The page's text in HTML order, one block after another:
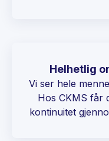
Helhetlig
Vi ser hele
Hos CKMS får
kontinuitet